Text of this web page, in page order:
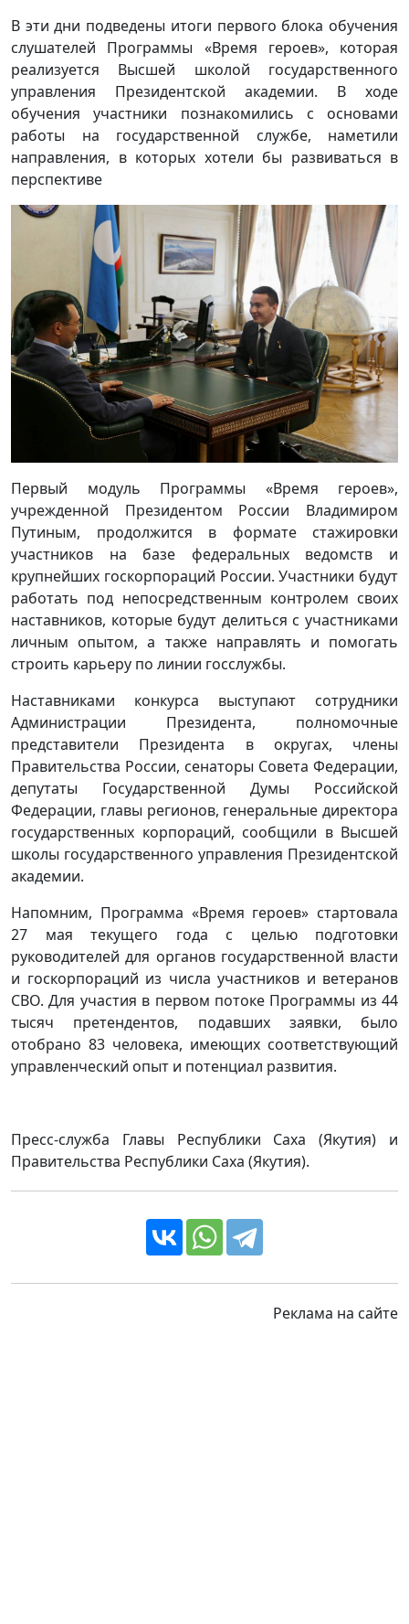
В эти дни подведены итоги первого блока обучения
слушателей Программы «Время героев», которая
реализуется Высшей школой государственного
управления Президентской академии. В ходе
обучения участники познакомились с основами
работы на государственной службе, наметили
направления, в которых хотели бы развиваться в
перспективе
Первый модуль Программы «Время героев»,
учрежденной Президентом России Владимиром
Путиным, продолжится в формате стажировки
участников на базе федеральных ведомств и
крупнейших госкорпораций России. Участники будут
работать под непосредственным контролем своих
наставников, которые будут делиться с участниками
личным опытом, а также направлять и помогать
строить карьеру по линии госслужбы.
Наставниками конкурса выступают сотрудники
Администрации Президента, полномочные
представители Президента в округах, члены
Правительства России, сенаторы Совета Федерации,
депутаты Государственной Думы Российской
Федерации, главы регионов, генеральные директора
государственных корпораций, сообщили в Высшей
школы государственного управления Президентской
академии.
Напомним, Программа «Время героев» стартовала
27 мая текущего года с целью подготовки
руководителей для органов государственной власти
и госкорпораций из числа участников и ветеранов
СВО. Для участия в первом потоке Программы из 44
тысяч претендентов, подавших заявки, было
отобрано 83 человека, имеющих соответствующий
управленческий опыт и потенциал развития.
Пресс-служба Главы Республики Саха (Якутия) и
Правительства Республики Саха (Якутия).
Реклама на сайте